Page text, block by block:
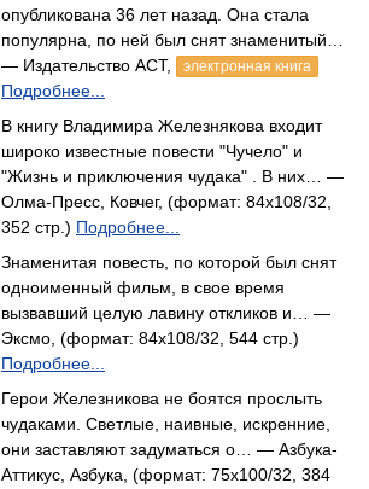
опубликована 36 лет назад. Она стала
популярна, по ней был снят знаменитый…
— Издательство АСТ,
электронная книга
Подробнее...
В книгу Владимира Железнякова входит
широко известные повести "Чучело" и
"Жизнь и приключения чудака" . В них… —
Олма-Пресс, Ковчег, (формат: 84x108/32,
352 стр.) Подробнее...
Знаменитая повесть, по которой был снят
одноименный фильм, в свое время
вызвавший целую лавину откликов и… —
Эксмо, (формат: 84x108/32, 544 стр.)
Подробнее...
Герои Железникова не боятся прослыть
чудаками. Светлые, наивные, искренние,
они заставляют задуматься о… — Азбука-
Аттикус, Азбука, (формат: 75x100/32, 384